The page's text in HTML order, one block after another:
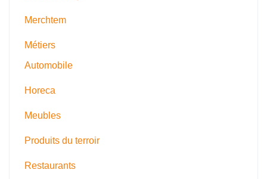
Merchtem
Métiers
Automobile
Horeca
Meubles
Produits du terroir
Restaurants